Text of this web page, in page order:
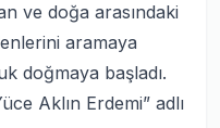
ve doğa arasındaki
aramaya
doğmaya başladı.
Aklın Erdemi” adlı